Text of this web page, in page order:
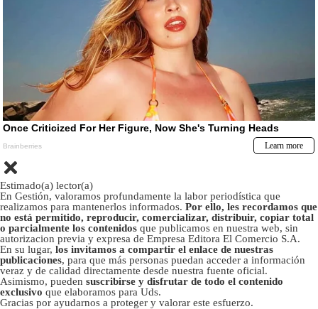
Estimado(a) lector(a)
En Gestión, valoramos profundamente la labor periodística que
realizamos para mantenerlos informados. Por ello, les recordamos que
no está permitido, reproducir, comercializar, distribuir, copiar total
o parcialmente los contenidos que publicamos en nuestra web, sin
autorizacion previa y expresa de Empresa Editora El Comercio S.A.
En su lugar, los invitamos a compartir el enlace de nuestras
publicaciones, para que más personas puedan acceder a información
veraz y de calidad directamente desde nuestra fuente oficial.
Asimismo, pueden suscribirse y disfrutar de todo el contenido
exclusivo que elaboramos para Uds.
Gracias por ayudarnos a proteger y valorar este esfuerzo.